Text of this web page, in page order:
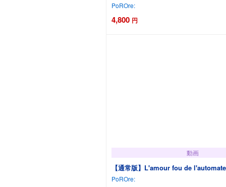
PoROre:
4,800 円
動画
【通常版】L'amour fou de
PoROre: